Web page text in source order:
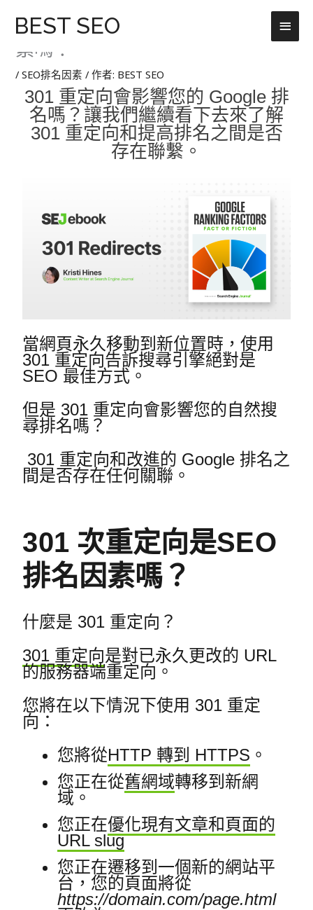
BEST SEO
主
要
單
2. 301 重定向是 Google 排名因
素嗎？
/SEO排名因素 / 作者: BEST SEO
301 重定向會影響您的 Google 排
名嗎？讓我們繼續看下去來了解
301 重定向和提高排名之間是否
存在聯繫。
當網頁永久移動到新位置時，使用
301 重定向告訴搜尋引擎絕對是
SEO 最佳方式。
但是 301 重定向會影響您的自然搜
尋排名嗎？
301 重定向和改進的 Google 排名之
間是否存在任何關聯。
301 次重定向是SEO
排名因素嗎？
什麼是 301 重定向？
301 重定向是對已永久更改的 URL
的服務器端重定向。
您將在以下情況下使用 301 重定
向：
您將從HTTP 轉到 HTTPS 。
您正在從舊網域轉移到新網
域。
您正在優化現有文章和頁面的
URL slug
您正在遷移到一個新的網站平
台，您的頁面將從
https://domain.com/page.html